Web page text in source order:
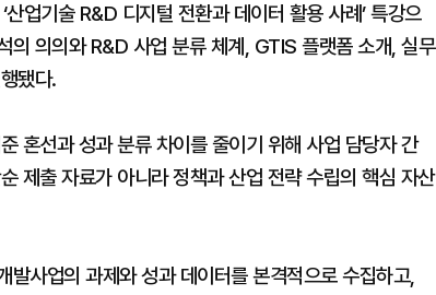
업기술 R&D 디지털 전환과 데이터 활용 사례’ 특강으
의 의의와 R&D 사업 분류 체계, GTIS 플랫폼 소개, 실무
됐다.
혼선과 성과 분류 차이를 줄이기 위해 사업 담당자 간
제출 자료가 아니라 정책과 산업 전략 수립의 핵심 자산
사업의 과제와 성과 데이터를 본격적으로 수집하고,